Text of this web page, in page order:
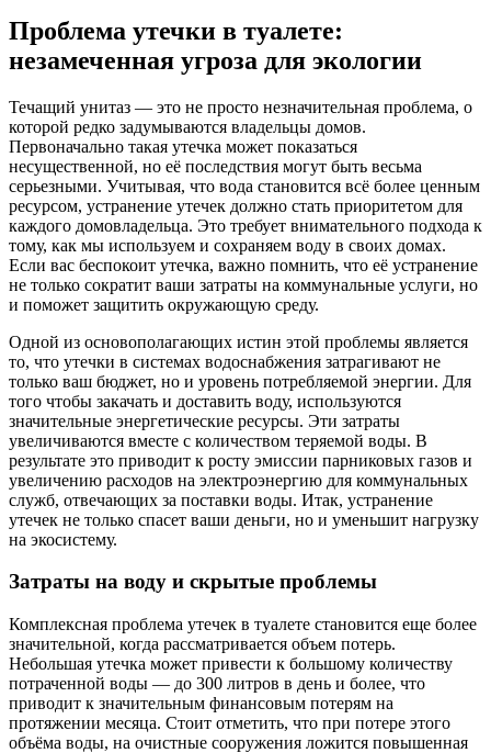
Проблема утечки в туалете:
незамеченная угроза для экологии
Течащий унитаз — это не просто незначительная проблема, о
которой редко задумываются владельцы домов.
Первоначально такая утечка может показаться
несущественной, но её последствия могут быть весьма
серьезными. Учитывая, что вода становится всё более ценным
ресурсом, устранение утечек должно стать приоритетом для
каждого домовладельца. Это требует внимательного подхода к
тому, как мы используем и сохраняем воду в своих домах.
Если вас беспокоит утечка, важно помнить, что её устранение
не только сократит ваши затраты на коммунальные услуги, но
и поможет защитить окружающую среду.
Одной из основополагающих истин этой проблемы является
то, что утечки в системах водоснабжения затрагивают не
только ваш бюджет, но и уровень потребляемой энергии. Для
того чтобы закачать и доставить воду, используются
значительные энергетические ресурсы. Эти затраты
увеличиваются вместе с количеством теряемой воды. В
результате это приводит к росту эмиссии парниковых газов и
увеличению расходов на электроэнергию для коммунальных
служб, отвечающих за поставки воды. Итак, устранение
утечек не только спасет ваши деньги, но и уменьшит нагрузку
на экосистему.
Затраты на воду и скрытые проблемы
Комплексная проблема утечек в туалете становится еще более
значительной, когда рассматривается объем потерь.
Небольшая утечка может привести к большому количеству
потраченной воды — до 300 литров в день и более, что
приводит к значительным финансовым потерям на
протяжении месяца. Стоит отметить, что при потере этого
объёма воды, на очистные сооружения ложится повышенная